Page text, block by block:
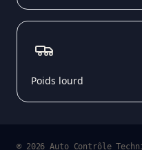
Poids lourd
© 2026 Auto Contrôle